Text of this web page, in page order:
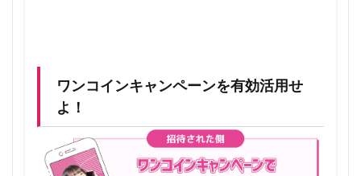
ワンコインキャンペーンを有効活用せ
よ！